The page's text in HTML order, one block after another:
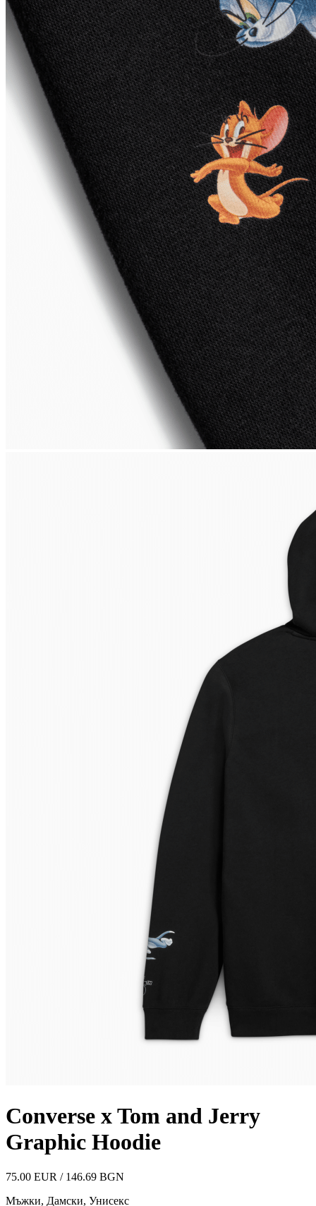
Converse x Tom and Jerry
Graphic Hoodie
75.00 EUR / 146.69 BGN
Мъжки, Дамски, Унисекс